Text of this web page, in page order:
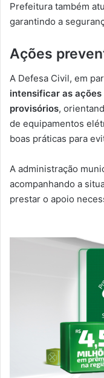
Prefeitura também
garantindo a
Ações
A Defesa Civil, em
intensificar as
provisórios,
de equipamentos
boas práticas para
A administração
acompanhando a
prestar o apoio